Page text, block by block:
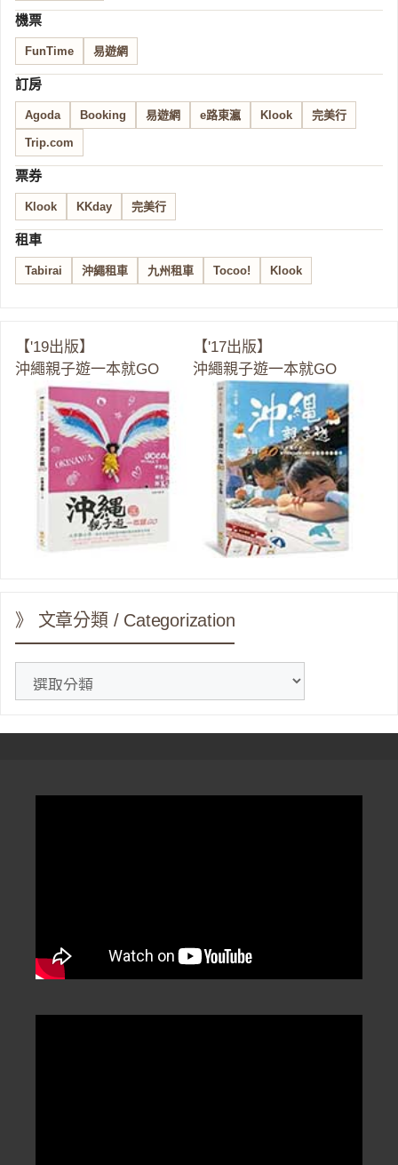
機票
FunTime 易遊網
訂房
Agoda Booking 易遊網 e路東瀛 Klook 完美行
Trip.com
票券
Klook KKday 完美行
租車
Tabirai 沖繩租車 九州租車 Tocoo! Klook
【'19出版】
沖繩親子遊一本就GO
【'17出版】
沖繩親子遊一本就GO
》 文章分類 / Categorization